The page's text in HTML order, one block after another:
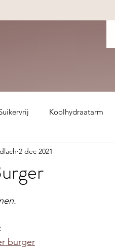
Koolhydraatarm
2 dec 2021
met NaN uit 5 sterren.
burger